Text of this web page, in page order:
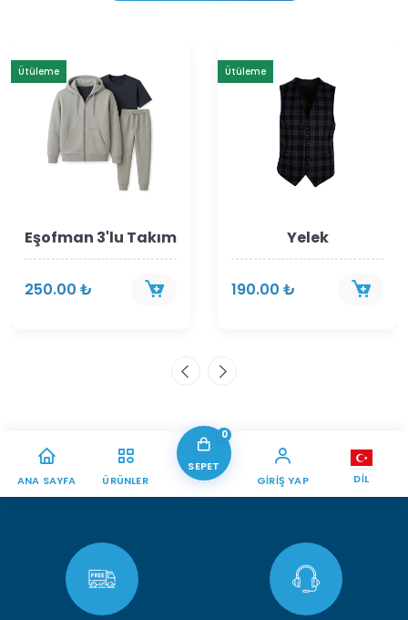
Ütüleme
Eşofman 3'lu Takım
250.00 ₺
Ütüleme
Yelek
190.00 ₺
ANA SAYFA ÜRÜNLER
0
SEPET
GIRIŞ YAP
DIL